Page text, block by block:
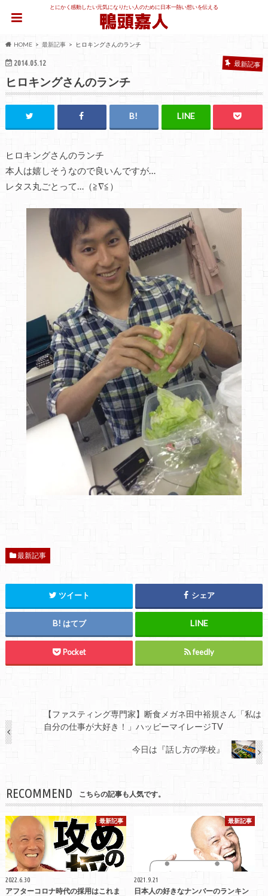
とにかく感動したい元気になりたい人のために日本一熱い想いを伝える
HOME 最新記事 ヒロキングさんのランチ
2014.05.12 最新記事
ヒロキングさんのランチ
ヒロキングさんのランチ
本人は嬉しそうなので良いんですが…
レタス丸ごとって…（≧∇≦）
最新記事
ツイート シェア
はてブ
Pocket feedly
【ファスティング専門家】断食メガネ田中裕規さん「私は
自分の仕事が大好き！」ハッピーマイレージTV
今日は『話し方の学校』
RECOMMEND こちらの記事も人気です。
最新記事
2022.6.30
アフターコロナ時代の採用はこれま
最新記事
2021.9.21
日本人の好きなナンバーのランキン